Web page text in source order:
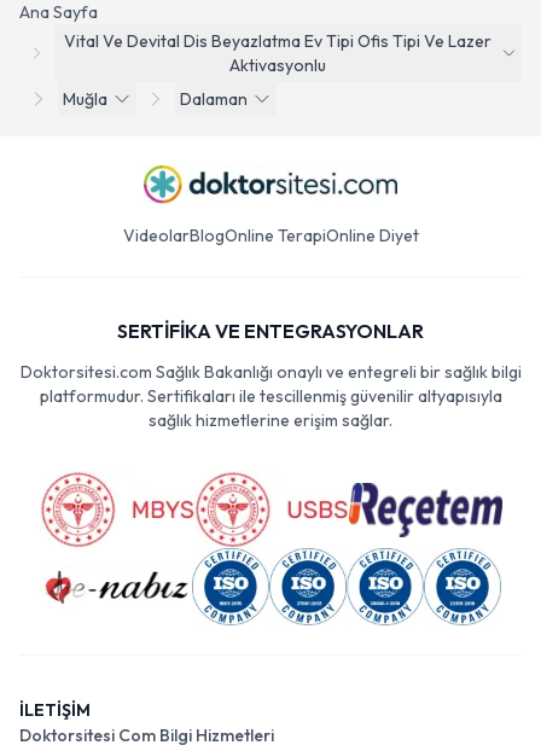
Ana Sayfa
Vital Ve Devital Dis Beyazlatma Ev Tipi Ofis Tipi Ve Lazer
Aktivasyonlu
Muğla
Dalaman
VideolarBlogOnline TerapiOnline Diyet
SERTİFİKA VE ENTEGRASYONLAR
Doktorsitesi.com Sağlık Bakanlığı onaylı ve entegreli bir sağlık bilgi
platformudur. Sertifikaları ile tescillenmiş güvenilir altyapısıyla
sağlık hizmetlerine erişim sağlar.
İLETİŞİM
Doktorsitesi Com Bilgi Hizmetleri